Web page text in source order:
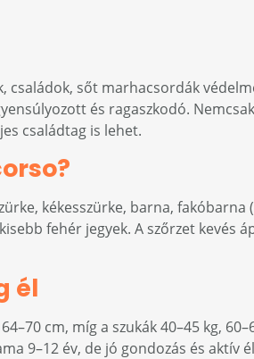
családok, sőt marhacsordák
és ragaszkodó.
családtag is lehet.
kékesszürke, barna, fakóbarna
fehér jegyek. A szőrzet kevés
él
cm, míg a szukák 40–45 kg,
9–12 év, de jó gondozás és aktív